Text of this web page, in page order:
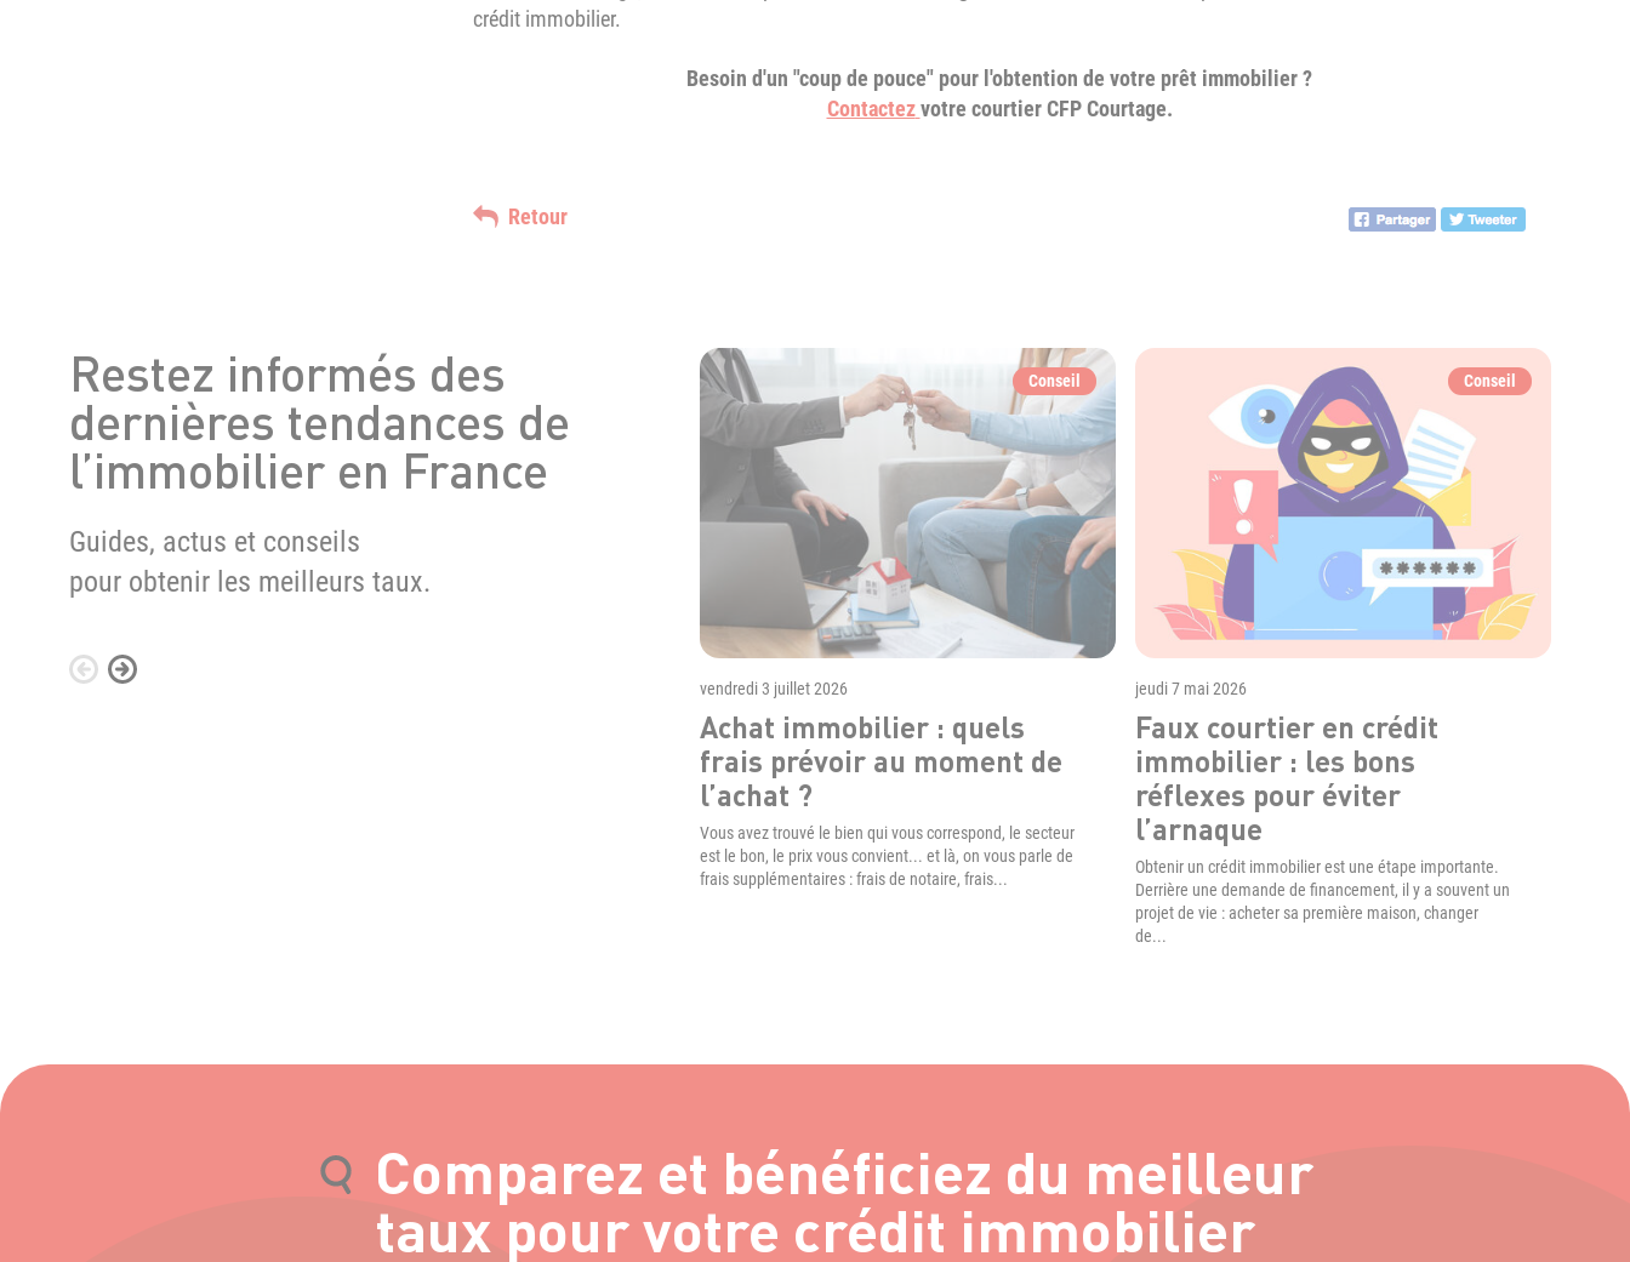
crédit immobilier.
Besoin d'un "coup de pouce" pour l'obtention de votre prêt immobilier ?
Contactez votre courtier CFP Courtage.
Retour
Restez informés des
dernières tendances de
l’immobilier en France
Guides, actus et conseils
pour obtenir les meilleurs taux.
vendredi 3 juillet 2026
Achat immobilier : quels
frais prévoir au moment de
l’achat ?
Vous avez trouvé le bien qui vous correspond, le secteur
est le bon, le prix vous convient... et là, on vous parle de
frais supplémentaires : frais de notaire, frais...
jeudi 7 mai 2026
Faux courtier en crédit
immobilier : les bons
réflexes pour éviter
l’arnaque
Obtenir un crédit immobilier est une étape importante.
Derrière une demande de financement, il y a souvent un
projet de vie : acheter sa première maison, changer
de...
Comparez et bénéficiez du meilleur
taux pour votre crédit immobilier